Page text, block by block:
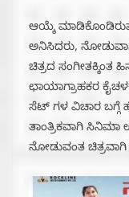
ಆಯ್ಕೆ ಮಾಡಿಕೊಂಡಿರುವ
ಅನಿಸಿದರು,
ಚಿತ್ರದ ಸಂಗೀತಕ್ಕಿಂತ
ಛಾಯಾಗ್ರಾಹಕರ
ಸೆಟ್ ಗಳ ವಿಚಾರ ಬಗ್ಗೆ
ತಾಂತ್ರಿಕವಾಗಿ
ನೋಡುವಂತ